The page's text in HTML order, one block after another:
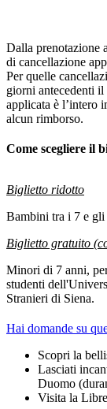
Dalla prenotazione
di cancellazione
Per quelle
giorni antecedenti
applicata è l’intero
alcun rimborso.
Come scegliere il
Biglietto ridotto
Bambini tra i 7 e gli
Biglietto gratuito
Minori di 7 anni,
studenti
Stranieri di Siena.
Hai domande su
Scopri la
Lasciati
Duomo
Visita la